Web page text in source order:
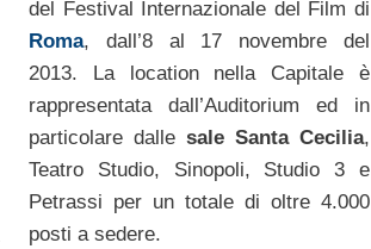
del Festival Internazionale del Film di
Roma, dall’8 al 17 novembre del
2013. La location nella Capitale è
rappresentata dall’Auditorium ed in
particolare dalle sale Santa Cecilia,
Teatro Studio, Sinopoli, Studio 3 e
Petrassi per un totale di oltre 4.000
posti a sedere.